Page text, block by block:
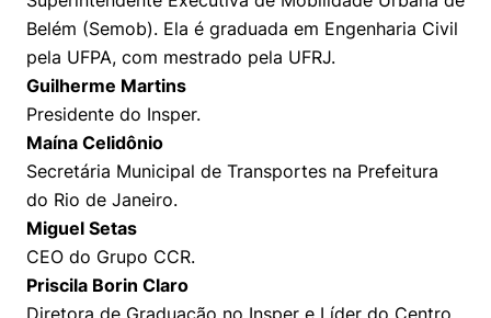
Belém (Semob). Ela é graduada em Engenharia Civil
pela UFPA, com mestrado pela UFRJ.
Guilherme Martins
Presidente do Insper.
Maína Celidônio
Secretária Municipal de Transportes na Prefeitura
do Rio de Janeiro.
Miguel Setas
CEO do Grupo CCR.
Priscila Borin Claro
Diretora de Graduação no Insper e Líder do Centro
Cookies estritamente necessários
Cookies de preferências de usuário